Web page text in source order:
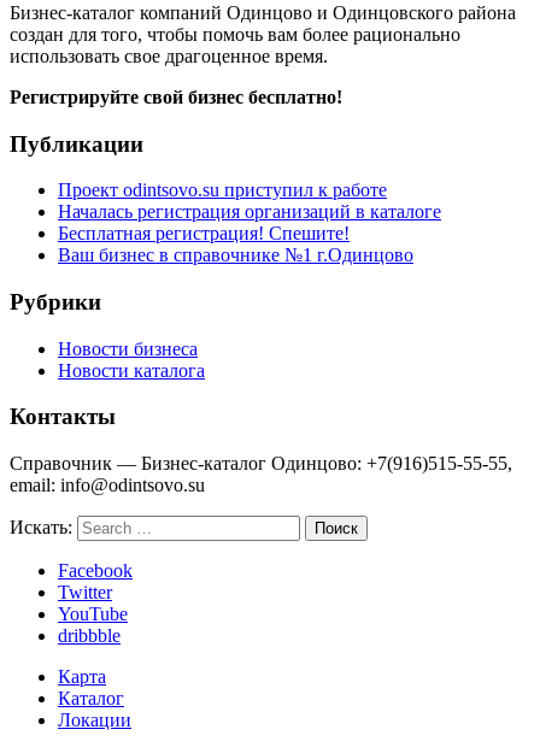
Бизнес-каталог компаний Одинцово и Одинцовского района
создан для того, чтобы помочь вам более рационально
использовать свое драгоценное время.
Регистрируйте свой бизнес бесплатно!
Публикации
Проект odintsovo.su приступил к работе
Началась регистрация организаций в каталоге
Бесплатная регистрация! Спешите!
Ваш бизнес в справочнике №1 г.Одинцово
Рубрики
Новости бизнеса
Новости каталога
Контакты
Справочник — Бизнес-каталог Одинцово: +7(916)515-55-55,
email: info@odintsovo.su
Искать:
Facebook
Twitter
YouTube
dribbble
Карта
Каталог
Локации